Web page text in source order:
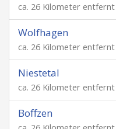
ca. 26 Kilometer entfernt
Wolfhagen
ca. 26 Kilometer entfernt
Niestetal
ca. 26 Kilometer entfernt
Boffzen